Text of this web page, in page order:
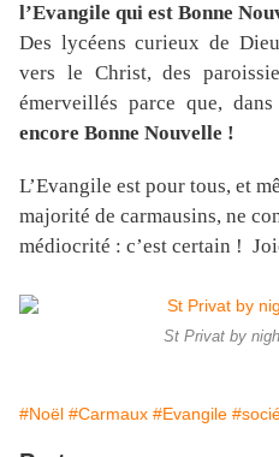
l’Evangile qui est Bonne
Des lycéens curieux de
vers le Christ, des
émerveillés parce que,
encore Bonne Nouvelle !
L’Evangile est pour tous, et
majorité de carmausins, ne
médiocrité : c’est certain !
St Privat by
#Noël #Carmaux #Evangile